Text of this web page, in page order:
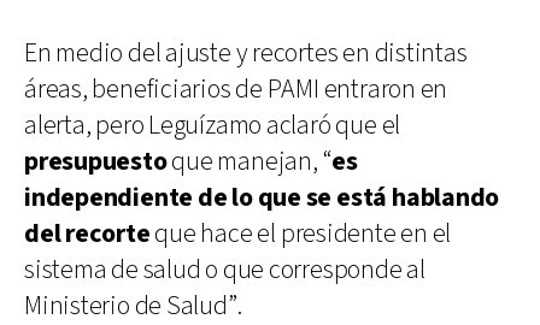
En medio del ajuste y recortes en distintas
áreas, beneficiarios de PAMI entraron en
alerta, pero Leguízamo aclaró que el
presupuestoque manejan, “es
independiente de lo que se está hablando
del recorteque hace el presidente en el
sistema de salud o que corresponde al
Ministerio de Salud”.